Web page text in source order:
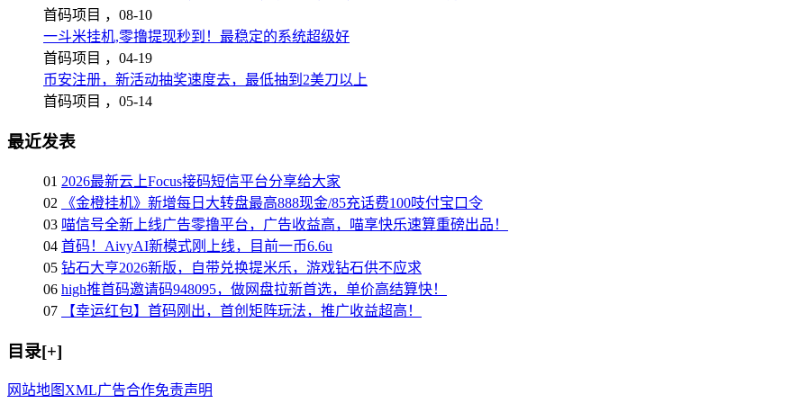
首码项目 ， 08-10
一斗米挂机,零撸提现秒到！最稳定的系统超级好
首码项目 ， 04-19
币安注册，新活动抽奖速度去，最低抽到2美刀以上
首码项目 ， 05-14
最近发表
01 2026最新云上Focus接码短信平台分享给大家
02
《金橙挂机》新增每日大转盘最高888现金/85充话费100吱付宝口令
03 喵信号全新上线广告零撸平台，广告收益高，喵享快乐速算重磅出品！
04 首码！AivyAI新模式刚上线，目前一币6.6u
05 钻石大亨2026新版，自带兑换提米乐，游戏钻石供不应求
06 high推首码邀请码948095，做网盘拉新首选，单价高结算快！
07
【幸运红包】首码刚出，首创矩阵玩法，推广收益超高！
目录[+]
网站地图 XML广告合作免责声明